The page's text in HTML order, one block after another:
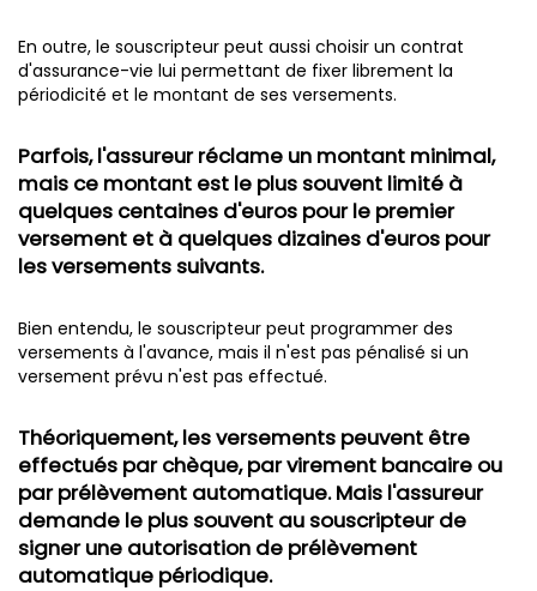
En outre, le souscripteur peut aussi choisir un contrat
d'assurance-vie lui permettant de fixer librement la
périodicité et le montant de ses versements.
Parfois, l'assureur réclame un montant minimal,
mais ce montant est le plus souvent limité à
quelques centaines d'euros pour le premier
versement et à quelques dizaines d'euros pour
les versements suivants.
Bien entendu, le souscripteur peut programmer des
versements à l'avance, mais il n'est pas pénalisé si un
versement prévu n'est pas effectué.
Théoriquement, les versements peuvent être
effectués par chèque, par virement bancaire ou
par prélèvement automatique. Mais l'assureur
demande le plus souvent au souscripteur de
signer une autorisation de prélèvement
automatique périodique.